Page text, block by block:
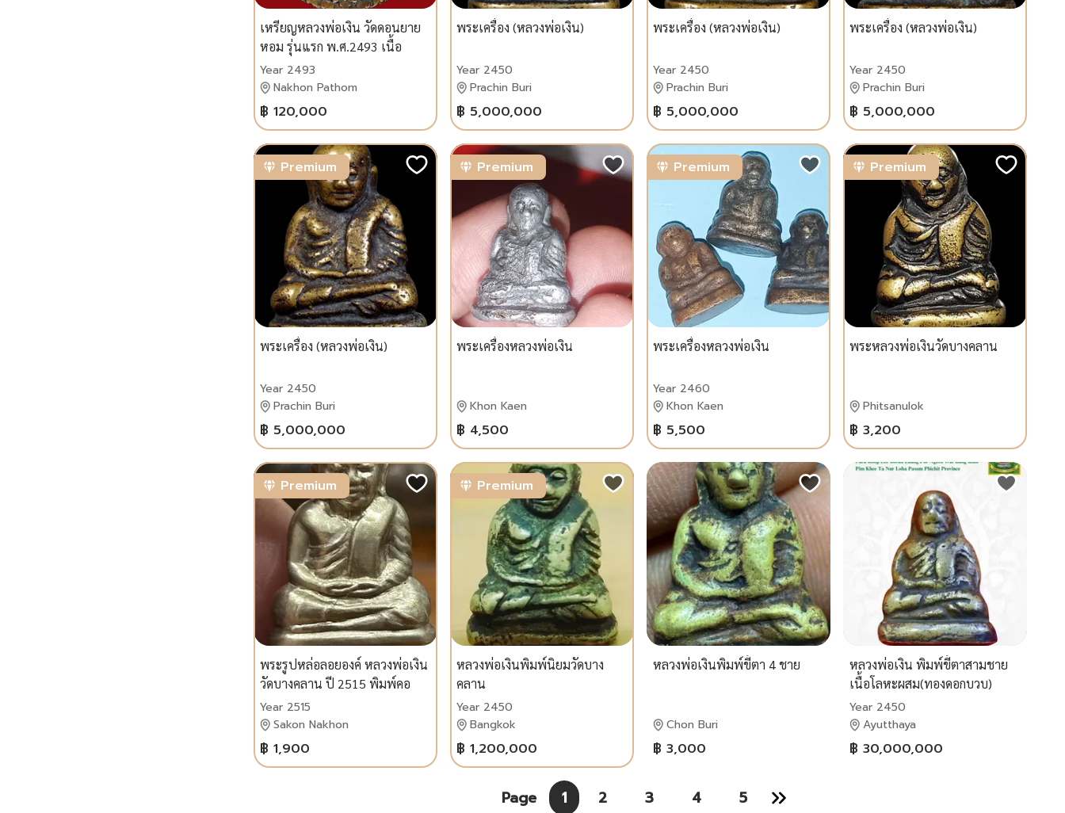
เหรียญหลวงพ่อเงิน วัดดอนยาย
หอม รุ่นแรก พ.ศ.2493 เนื้อ
ทองแดง
Year 2493
Nakhon Pathom
฿ 120,000
พระเครื่อง (หลวงพ่อเงิน)
Year 2450
Prachin Buri
฿ 5,000,000
พระเครื่อง (หลวงพ่อเงิน)
Year 2450
Prachin Buri
฿ 5,000,000
พระเครื่อง (หลวงพ่อเงิน)
Year 2450
Prachin Buri
฿ 5,000,000
Premium
พระเครื่อง (หลวงพ่อเงิน)
Year 2450
Prachin Buri
฿ 5,000,000
Premium
พระเครื่องหลวงพ่อเงิน
Khon Kaen
฿ 4,500
Premium
พระเครื่องหลวงพ่อเงิน
Year 2460
Khon Kaen
฿ 5,500
Premium
พระหลวงพ่อเงินวัดบางคลาน
Phitsanulok
฿ 3,200
Premium
พระรูปหล่อลอยองค์ หลวงพ่อเงิน
วัดบางคลาน ปี 2515 พิมพ์คอ
แอล
Year 2515
Sakon Nakhon
฿ 1,900
Premium
หลวงพ่อเงินพิมพ์นิยมวัดบาง
คลาน
Year 2450
Bangkok
฿ 1,200,000
หลวงพ่อเงินพิมพ์ขี้ตา 4 ชาย
Chon Buri
฿ 3,000
หลวงพ่อเงิน พิมพ์ขี้ตาสามชาย
เนื้อโลหะผสม(ทองดอกบวบ)
ปี2450-2460 แท้และทันยุค
Year 2450
Ayutthaya
฿ 30,000,000
Page 1 2 3 4 5